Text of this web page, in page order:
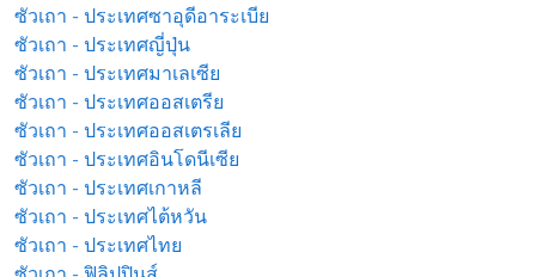
ซัวเถา - ประเทศซาอุดีอาระเบีย
ซัวเถา - ประเทศญี่ปุ่น
ซัวเถา - ประเทศมาเลเซีย
ซัวเถา - ประเทศออสเตรีย
ซัวเถา - ประเทศออสเตรเลีย
ซัวเถา - ประเทศอินโดนีเซีย
ซัวเถา - ประเทศเกาหลี
ซัวเถา - ประเทศไต้หวัน
ซัวเถา - ประเทศไทย